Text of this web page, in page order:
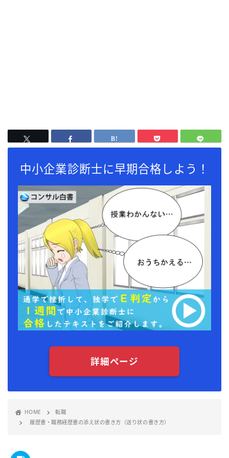
中小企業診断士に早期合格しよう！
詳細ページ
HOME
転職
履歴書・職務経歴書の添え状の書き方（送り状の書き方）